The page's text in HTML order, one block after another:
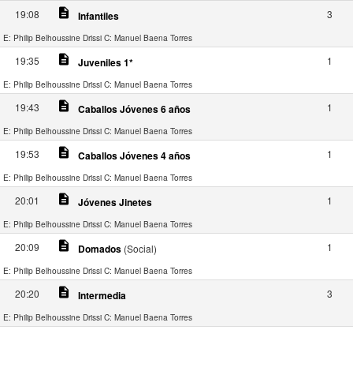
19:08 description Infantiles 3
E: Philip Belhoussine Drissi C: Manuel Baena Torres
19:35 description Juveniles 1* 1
E: Philip Belhoussine Drissi C: Manuel Baena Torres
19:43 description Caballos Jóvenes 6 años 1
E: Philip Belhoussine Drissi C: Manuel Baena Torres
19:53 description Caballos Jóvenes 4 años 1
E: Philip Belhoussine Drissi C: Manuel Baena Torres
20:01 description Jóvenes Jinetes 1
E: Philip Belhoussine Drissi C: Manuel Baena Torres
20:09 description Domados (Social) 1
E: Philip Belhoussine Drissi C: Manuel Baena Torres
20:20 description Intermedia 3
E: Philip Belhoussine Drissi C: Manuel Baena Torres